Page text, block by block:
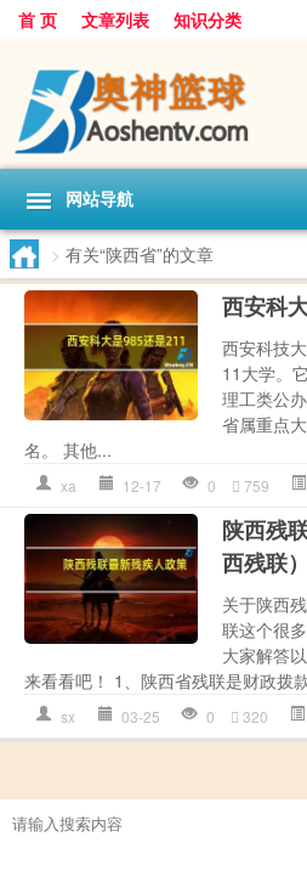
首 页 文章列表 知识分类
网站导航
> 有关“陕西省”的文章
西安科
西安科技
11大学。
理工类公
省属重点
名。 其他...
xa 12-17 0 759
陕西残
西残联）
关于陕西
联这个很
大家解答
来看看吧！ 1、陕西省残联是财政拨
sx 03-25 0 320